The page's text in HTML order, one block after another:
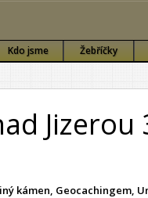
Kdo jsme Žebříčky
Jizerou
kámen, Geocachingem,